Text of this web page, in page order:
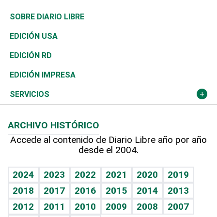
José Boquete
Reportajes
Asia
África
Ocenanía
Caribe
Resto del mundo
Consumo
Vivienda
Telecom.
Global y variable
Economía personal
Belleza
Buena Vida
Sociales
Novedades
Podcast Arte Libre
Hablando con el pediatra
Vida y familia
Eñe
Celebrando la vida
Golf
Ciclismo
Tenis
Olimpismo
Más deportes
TBT Deportivo
De buena tinta
En Directo
El Espía
Noticiero Poteleche
Columnistas
Más firmas
Clima
Tecnología
Historia
Martes de tecnología
Cambio climático
Mundo
Economía
Revista
Deportes
Opinión
Hecho en casa
Guía del dinero
SOBRE DIARIO LIBRE
EDICIÓN USA
EDICIÓN RD
EDICIÓN IMPRESA
SERVICIOS
Cumpleaños
Horóscopos
Crucigramas
ARCHIVO HISTÓRICO
Accede al contenido de Diario Libre año por año
desde el 2004.
2024 2023 2022 2021 2020
2019
2018
2017 2016 2015 2014
2013
2012
2011 2010 2009 2008 2007